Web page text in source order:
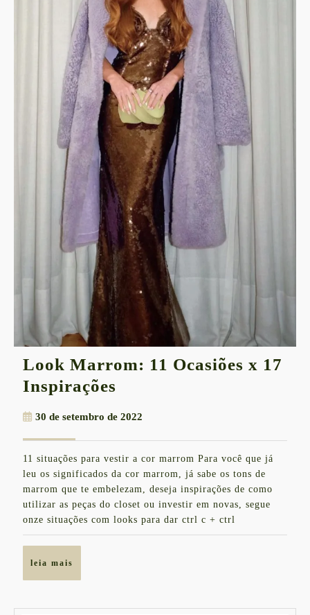
Look Marrom: 11 Ocasiões x 17
Inspirações
11
Ocasiões
x
17
Inspirações
30 de setembro de 2022
de
2022
11 situações para vestir a cor marrom Para você que já
leu os significados da cor marrom, já sabe os tons de
marrom que te embelezam, deseja inspirações de como
utilizar as peças do closet ou investir em novas, segue
onze situações com looks para dar ctrl c + ctrl
leia mais